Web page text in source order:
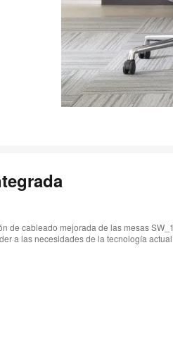
de cableado mejorada de las mesas SW_1
a las necesidades de la tecnología actual